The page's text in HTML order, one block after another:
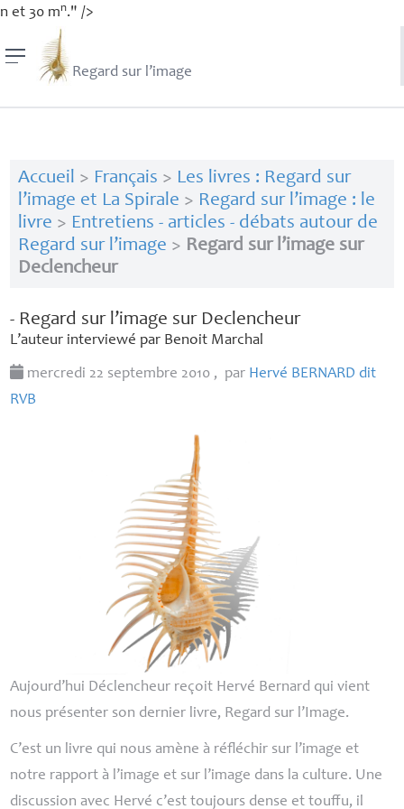
n et 30 mn." />
Regard sur l’image
Accueil > Français > Les livres : Regard sur
l’image et La Spirale > Regard sur l’image : le
livre > Entretiens - articles - débats autour de
Regard sur l’image > Regard sur l’image sur
Declencheur
- Regard sur l’image sur Declencheur
L’auteur interviewé par Benoit Marchal
mercredi 22 septembre 2010 , par Hervé BERNARD dit
RVB
Aujourd’hui Déclencheur reçoit Hervé Bernard qui vient
nous présenter son dernier livre, Regard sur l’Image.
C’est un livre qui nous amène à réfléchir sur l’image et
notre rapport à l’image et sur l’image dans la culture. Une
discussion avec Hervé c’est toujours dense et touffu, il